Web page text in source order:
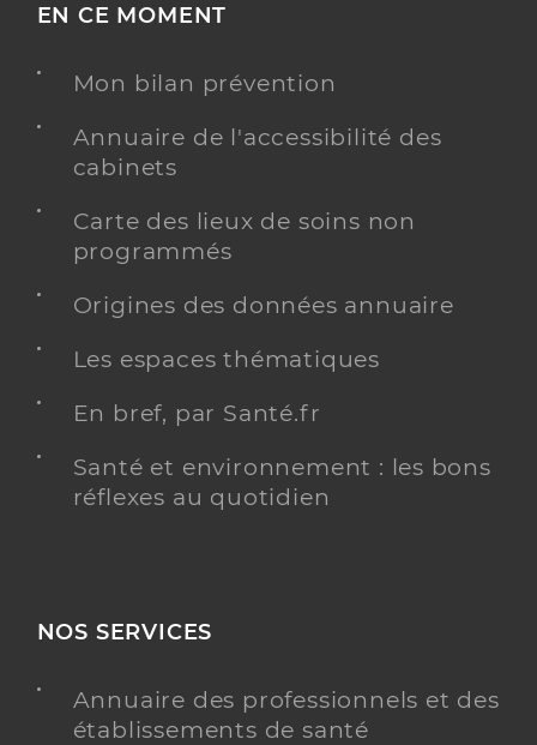
EN CE MOMENT
Mon bilan prévention
Annuaire de l'accessibilité des
cabinets
Carte des lieux de soins non
programmés
Origines des données annuaire
Les espaces thématiques
En bref, par Santé.fr
Santé et environnement : les bons
réflexes au quotidien
NOS SERVICES
Annuaire des professionnels et des
établissements de santé